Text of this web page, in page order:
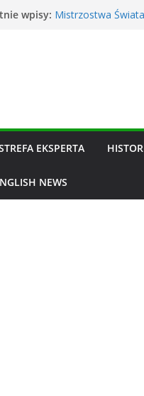
wpisy: Mistrzostwa
Piłkarski
Sierpień 2026
EKSPERTA
NEWS